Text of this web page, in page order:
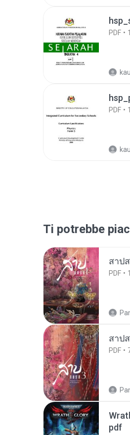
PDF
PDF
Ti potrebbe
สาป
PDF
สาป
PDF
pdf